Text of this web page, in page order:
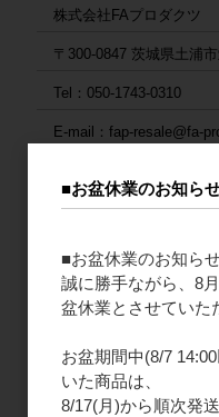
株式会社FAプロダクツ
〒300-0847 茨城県土浦
Tel：050-1743-0310
E-mail：fap-resale@fa-
お支払い方法
ご入金後の発送となります
をお願いいたします。
連絡先： fap-resale@fa-
銀行支店名：GMOあおぞ
口座番号：普通 1659680
口座名義（カナ）：カ）エ
■お盆休業のお知ら
■お盆休業のお知ら
誠に勝手ながら、8
盆休業とさせていた
お盆期間中(8/7
いた商品は、
8/17(月)から順次発